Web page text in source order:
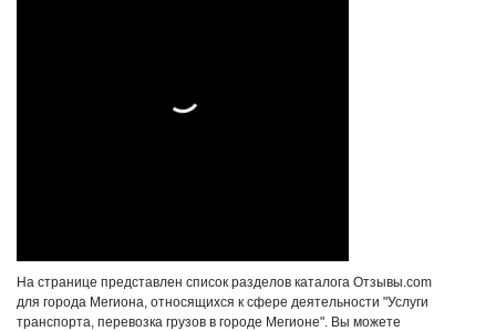
На странице представлен список разделов каталога Отзывы.com
для города Мегиона, относящихся к сфере деятельности "Услуги
транспорта, перевозка грузов в городе Мегионе". Вы можете